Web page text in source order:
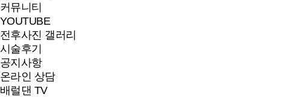
커뮤니티
YOUTUBE
전후사진 갤러리
시술후기
공지사항
온라인 상담
배럴댄 TV